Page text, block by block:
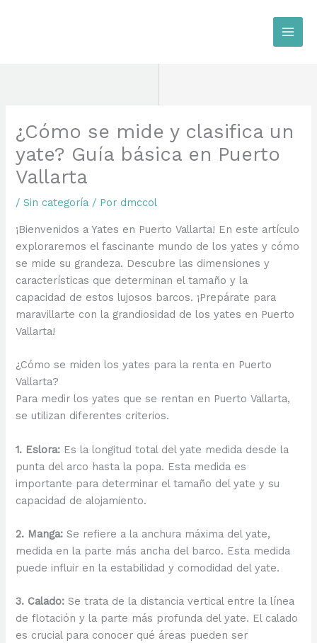
¿Cómo se mide y clasifica un
yate? Guía básica en Puerto
Vallarta
/Sin categoría / Por dmccol
¡Bienvenidos a Yates en Puerto Vallarta! En este artículo
exploraremos el fascinante mundo de los yates y cómo
se mide su grandeza. Descubre las dimensiones y
características que determinan el tamaño y la
capacidad de estos lujosos barcos. ¡Prepárate para
maravillarte con la grandiosidad de los yates en Puerto
Vallarta!
¿Cómo se miden los yates para la renta en Puerto
Vallarta?
Para medir los yates que se rentan en Puerto Vallarta,
se utilizan diferentes criterios.
1. Eslora: Es la longitud total del yate medida desde la
punta del arco hasta la popa. Esta medida es
importante para determinar el tamaño del yate y su
capacidad de alojamiento.
2. Manga: Se refiere a la anchura máxima del yate,
medida en la parte más ancha del barco. Esta medida
puede influir en la estabilidad y comodidad del yate.
3. Calado: Se trata de la distancia vertical entre la línea
de flotación y la parte más profunda del yate. El calado
es crucial para conocer qué áreas pueden ser